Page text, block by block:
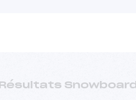
Résultats Snowboard